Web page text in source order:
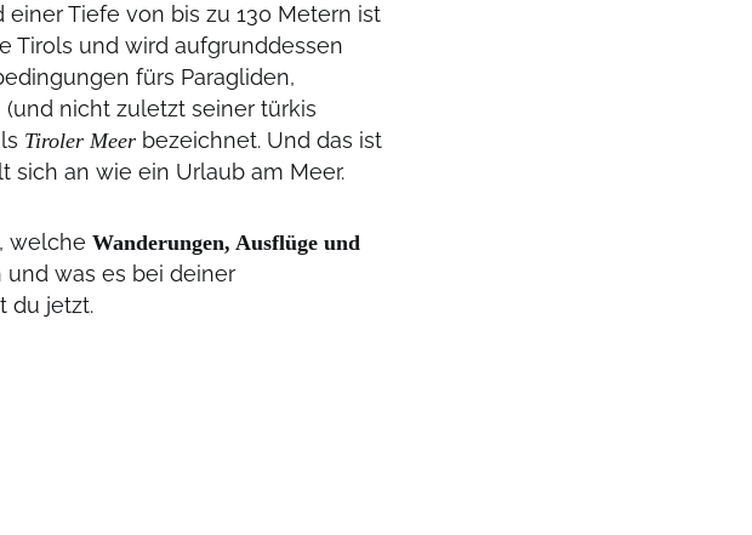
Tiefe von bis zu 130 Metern ist
Tirols und wird aufgrunddessen
fürs Paragliden,
nicht zuletzt seiner türkis
Tiroler Meer bezeichnet. Und das ist
sich an wie ein Urlaub am Meer.
welche Wanderungen, Ausflüge und
was es bei deiner
du jetzt.